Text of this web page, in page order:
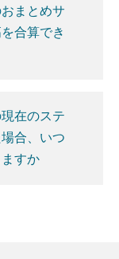
まとめサ
合算でき
在のステ
合、いつ
すか